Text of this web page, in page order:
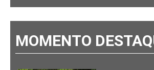
MOMENTO